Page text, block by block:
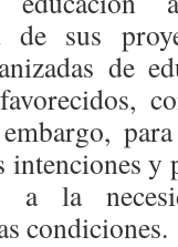
de sus
de
y
a la
condiciones.